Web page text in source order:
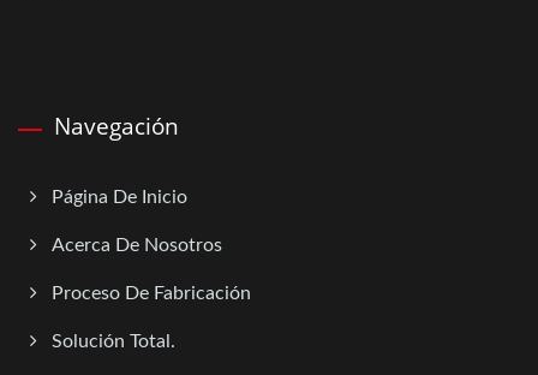
Navegación
Página De Inicio
Acerca De Nosotros
Proceso De Fabricación
Solución Total.